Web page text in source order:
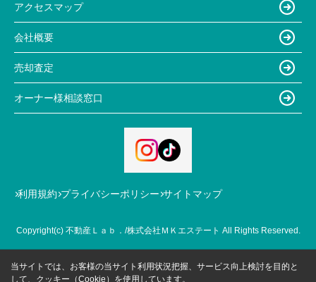
アクセスマップ
会社概要
売却査定
オーナー様相談窓口
利用規約 プライバシーポリシー サイトマップ
Copyright(c) 不動産Ｌａｂ．/株式会社ＭＫエステート All Rights Reserved.
当サイトでは、お客様の当サイト利用状況把握、サービス向上検討を目的と
して、クッキー（Cookie）を使用しています。